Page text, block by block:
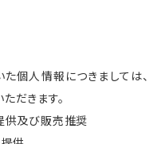
個人情報につきましては、
だきます。
供及び販売推奨